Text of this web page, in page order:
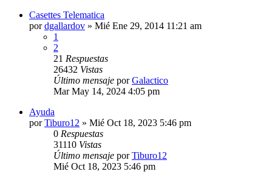
Casettes Telematica
pordgallardov » Mié Ene 29, 2014 11:21 am
1
2
21 Respuestas
26432 Vistas
Último mensaje porGalactico
Mar May 14, 2024 4:05 pm
Ayuda
porTiburo12 » Mié Oct 18, 2023 5:46 pm
0 Respuestas
31110 Vistas
Último mensaje porTiburo12
Mié Oct 18, 2023 5:46 pm